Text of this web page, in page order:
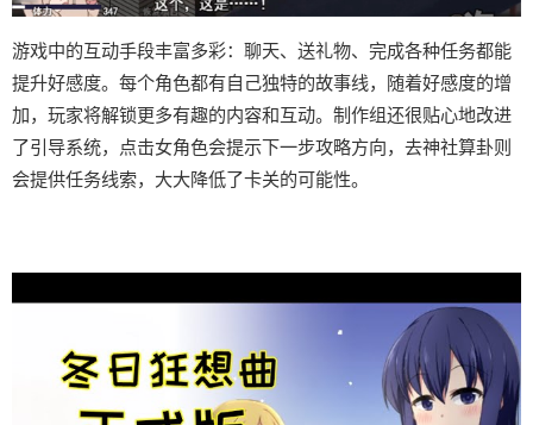
游戏中的​​互动手段丰富多彩​​：聊天、送礼物、完成各种任务都能
提升好感度。每个角色都有自己独特的故事线，随着好感度的增
加，玩家将解锁更多有趣的内容和互动。制作组还很贴心地改进
了引导系统，点击女角色会提示下一步攻略方向，去神社算卦则
会提供任务线索，大大降低了卡关的可能性。